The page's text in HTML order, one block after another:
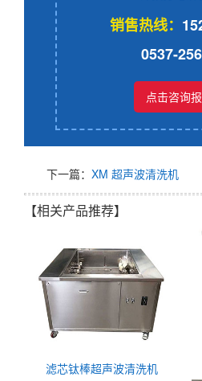
销售热线：
0537-
点击咨询
下一篇： XM 超声波清洗机
【相关产品推荐】
滤芯钛棒超声波清洗机